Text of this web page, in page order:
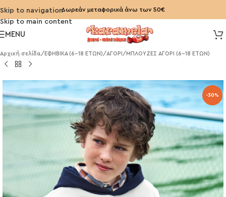
Skip to navigation
Skip to main content
Δωρεάν μεταφορικά άνω των 50€
MENU
Αρχική σελίδα/ ΕΦΗΒΙΚΑ (6-18 ΕΤΩΝ)/ΑΓΟΡΙ /ΜΠΛΟΥΖΕΣ ΑΓΟΡΙ (6-18 ΕΤΩΝ)
-30%